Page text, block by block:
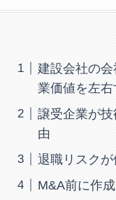
建設会社の
業価値を左右
譲受企業が
由
退職リスク
M&A前に作